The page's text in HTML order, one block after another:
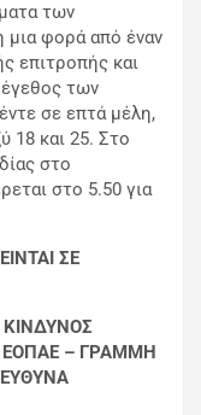
των
μια φορά από έναν
επιτροπής και
των
σε επτά μέλη,
18 και 25. Στο
στο
στο 5.50 για
ΣΕ
ΕΟΠΑΕ – ΓΡΑΜΜΗ